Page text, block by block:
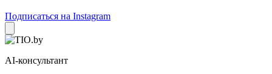
Подписаться на Instagram
AI-консультант